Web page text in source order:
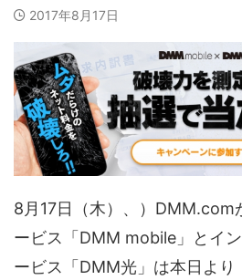
2017年8月17日
8月17日（木）、）DMM.com
ービス「DMM mobile」とイ
ービス「DMM光」は本日より